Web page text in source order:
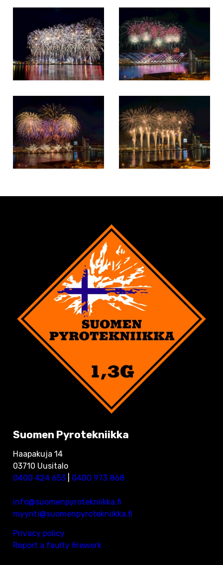
Suomen Pyrotekniikka
Haapakuja 14
03710 Uusitalo
0400 424 653
0400 973 868
info@suomenpyrotekniikka.fi
myynti@suomenpyrotekniikka.fi
Privacy policy
Report a faulty firework